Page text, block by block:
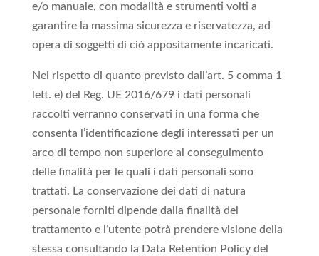
e/o manuale, con modalità e strumenti volti a
garantire la massima sicurezza e riservatezza, ad
opera di soggetti di ciò appositamente incaricati.
Nel rispetto di quanto previsto dall’art. 5 comma 1
lett. e) del Reg. UE 2016/679 i dati personali
raccolti verranno conservati in una forma che
consenta l’identificazione degli interessati per un
arco di tempo non superiore al conseguimento
delle finalità per le quali i dati personali sono
trattati. La conservazione dei dati di natura
personale forniti dipende dalla finalità del
trattamento e l’utente potrà prendere visione della
stessa consultando la Data Retention Policy del